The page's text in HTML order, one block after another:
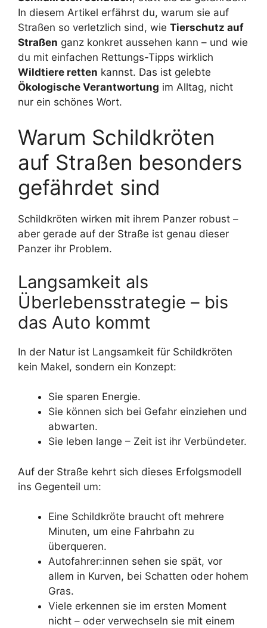
In diesem Artikel erfährst du, warum sie auf
Straßen so verletzlich sind, wie Tierschutz auf
Straßen ganz konkret aussehen kann – und wie
du mit einfachen Rettungs-Tipps wirklich
Wildtiere retten kannst. Das ist gelebte
Ökologische Verantwortung im Alltag, nicht
nur ein schönes Wort.
Warum Schildkröten
auf Straßen besonders
gefährdet sind
Schildkröten wirken mit ihrem Panzer robust –
aber gerade auf der Straße ist genau dieser
Panzer ihr Problem.
Langsamkeit als
Überlebensstrategie – bis
das Auto kommt
In der Natur ist Langsamkeit für Schildkröten
kein Makel, sondern ein Konzept:
Sie sparen Energie.
Sie können sich bei Gefahr einziehen und
abwarten.
Sie leben lange – Zeit ist ihr Verbündeter.
Auf der Straße kehrt sich dieses Erfolgsmodell
ins Gegenteil um:
Eine Schildkröte braucht oft mehrere
Minuten, um eine Fahrbahn zu
überqueren.
Autofahrer:innen sehen sie spät, vor
allem in Kurven, bei Schatten oder hohem
Gras.
Viele erkennen sie im ersten Moment
nicht – oder verwechseln sie mit einem